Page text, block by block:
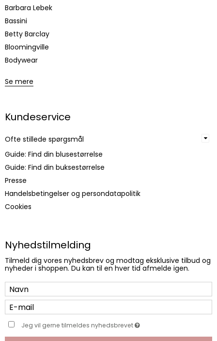
Barbara Lebek
Bassini
Betty Barclay
Bloomingville
Bodywear
Se mere
Kundeservice
Ofte stillede spørgsmål
Guide: Find din blusestørrelse
Guide: Find din buksestørrelse
Presse
Handelsbetingelser og persondatapolitik
Cookies
Nyhedstilmelding
Tilmeld dig vores nyhedsbrev og modtag eksklusive tilbud og
nyheder i shoppen. Du kan til en hver tid afmelde igen.
Jeg vil gerne tilmeldes nyhedsbrevet